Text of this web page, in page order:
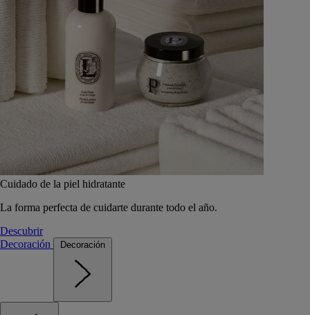
Cuidado de la piel hidratante
La forma perfecta de cuidarte durante todo el año.
Descubrir
Decoración
Decoración